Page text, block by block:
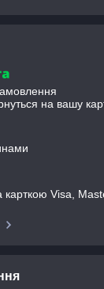
на вашу
Visa,